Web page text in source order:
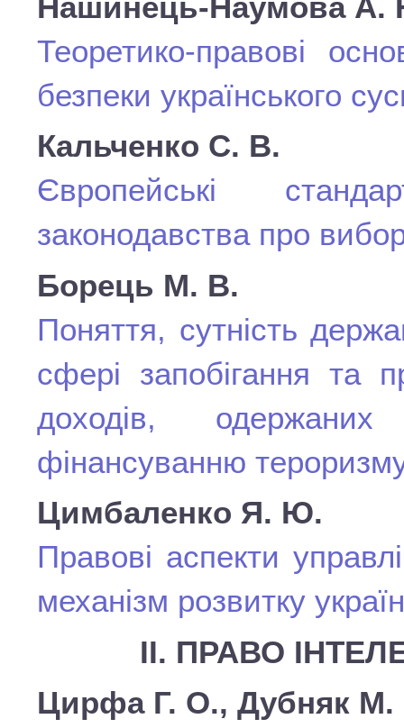
Теоретико-правові
безпеки українського
Кальченко С. В.
Європейські
законодавства про
Борець М. В.
Поняття, сутність
сфері запобігання та
доходів,
фінансуванню
Цимбаленко Я. Ю.
Правові аспекти
механізм розвитку
ІІ. ПРАВО
Цирфа Г. О., Дубняк М.